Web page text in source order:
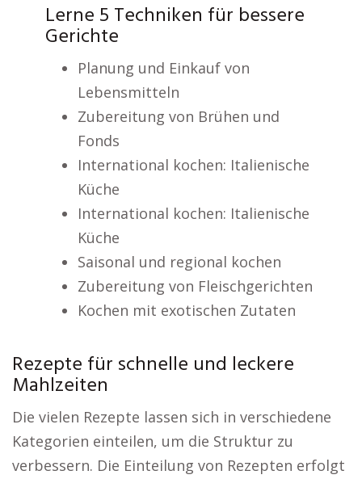
Lerne 5 Techniken für bessere
Gerichte
Planung und Einkauf von
Lebensmitteln
Zubereitung von Brühen und
Fonds
International kochen: Italienische
Küche
International kochen: Italienische
Küche
Saisonal und regional kochen
Zubereitung von Fleischgerichten
Kochen mit exotischen Zutaten
Rezepte für schnelle und leckere
Mahlzeiten
Die vielen Rezepte lassen sich in verschiedene
Kategorien einteilen, um die Struktur zu
verbessern. Die Einteilung von Rezepten erfolgt